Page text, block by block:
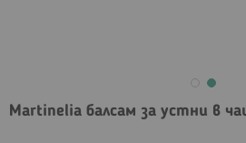
Martinelia балсам за устни в